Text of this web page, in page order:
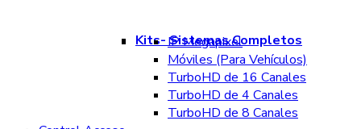
Kits- Sistemas Completos
IP Megapixel
Móviles (Para Vehículos)
TurboHD de 16 Canales
TurboHD de 4 Canales
TurboHD de 8 Canales